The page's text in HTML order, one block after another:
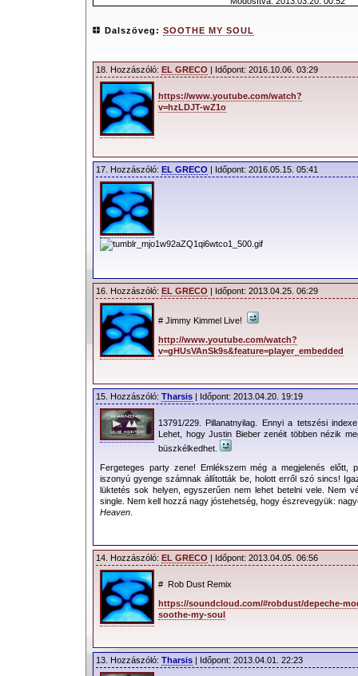
Dalszöveg: SOOTHE MY SOUL
18. Hozzászóló: EL GRECO | Időpont: 2016.10.06. 03:29
https://www.youtube.com/watch?
v=hzLDJT-wZ1o
17. Hozzászóló: EL GRECO | Időpont: 2016.05.15. 05:41
16. Hozzászóló: EL GRECO | Időpont: 2013.04.25. 06:29
# Jimmy Kimmel Live!
http://www.youtube.com/watch?
v=gHUsVAnSk9s&feature=player_embedded
15. Hozzászóló: Tharsis | Időpont: 2013.04.20. 19:19
13791/229. Pillanatnyilag. Ennyi a tetszési
Lehet, hogy Justin Bieber zenéit többen nézik
büszkélkedhet.
Fergeteges party zene! Emlékszem még a megjelenés előtt,
iszonyú gyenge számnak állították be, holott erről szó sincs!
lüktetés sok helyen, egyszerűen nem lehet betelni vele. Nem
single. Nem kell hozzá nagy jóstehetség, hogy észrevegyük:
Heaven
14. Hozzászóló: EL GRECO | Időpont: 2013.04.05. 06:56
# Rob Dust Remix
https://soundcloud.com/#robdust/depeche-
soothe-my-soul
13. Hozzászóló: Tharsis | Időpont: 2013.04.01. 22:23